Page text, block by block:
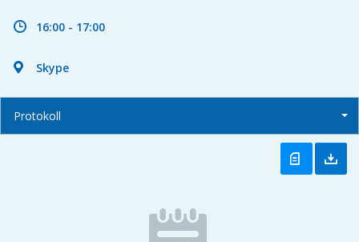
16:00 - 17:00
Skype
Protokoll